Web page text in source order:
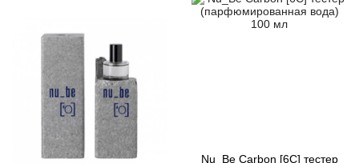
Nu_Be Carbon [6C] тестер